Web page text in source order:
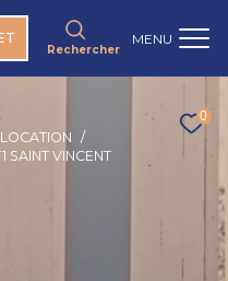
0
MENU
Rechercher
LOCATION
SAINT VINCENT